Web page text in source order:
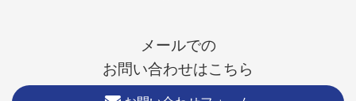
メールでの
お問い合わせはこちら